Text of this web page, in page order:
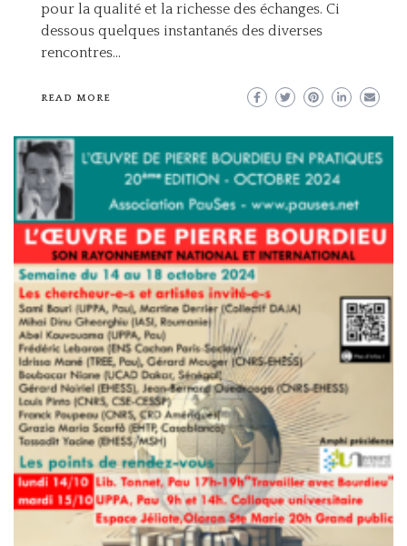
pour la qualité et la richesse des échanges. Ci
dessous quelques instantanés des diverses
rencontres…
READ MORE